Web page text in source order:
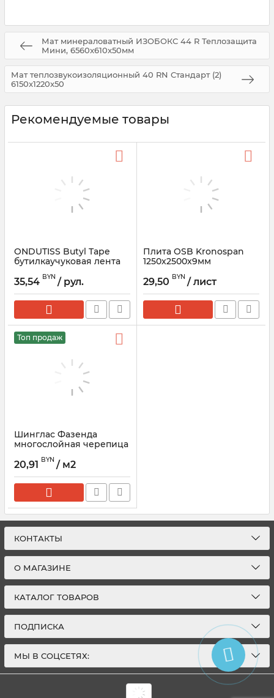
Мат минераловатный ИЗОБОКС 44 R Теплозащита
Мини, 6560x610x50мм
Мат теплозвукоизоляционный 40 RN Стандарт (2)
6150x1220x50
Рекомендуемые товары
ONDUTISS Butyl Tape
бутилкаучуковая лента
35,54 BYN / рул.
Плита OSB Kronospan
1250x2500x9мм
29,50 BYN / лист
Топ продаж
Шинглас Фазенда
многослойная черепица
20,91 BYN / м2
КОНТАКТЫ
О МАГАЗИНЕ
КАТАЛОГ ТОВАРОВ
ПОДПИСКА
МЫ В СОЦСЕТЯХ: